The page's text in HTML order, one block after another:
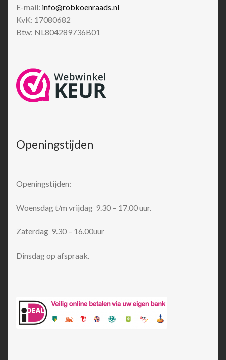
E-mail: info@robkoenraads.nl
KvK: 17080682
Btw: NL804289736B01
Openingstijden
Openingstijden:
Woensdag t/m vrijdag 9.30 – 17.00 uur.
Zaterdag 9.30 – 16.00uur
Dinsdag op afspraak.